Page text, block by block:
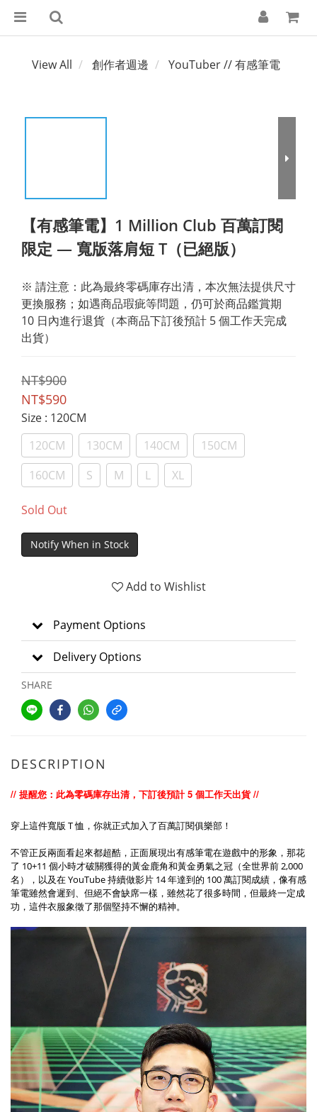
View All 創作者週邊 YouTuber // 有感筆電
【有感筆電】1 Million Club 百萬訂閱
限定 — 寬版落肩短 T（已絕版）
※ 請注意：此為最終零碼庫存出清，本次無法提供尺寸
更換服務；如遇商品瑕疵等問題，仍可於商品鑑賞期
10 日內進行退貨（本商品下訂後預計 5 個工作天完成
出貨）
NT$900
NT$590
Size : 120CM
120CM
130CM 140CM
150CM
160CM
S M L XL
Sold Out
Notify When in Stock
Add to Wishlist
Payment Options
Delivery Options
SHARE
DESCRIPTION
// 提醒您：此為零碼庫存出清，下訂後預計 5 個工作天出貨 //
穿上這件寬版 T 恤，你就正式加入了百萬訂閱俱樂部！
不管正反兩面看起來都超酷，正面展現出有感筆電在遊戲中的形象，那花
了 10+11 個小時才破關獲得的黃金鹿角和黃金勇氣之冠（全世界前 2,000
名），以及在 YouTube 持續做影片 14 年達到的 100 萬訂閱成績，像有感
筆電雖然會遲到、但絕不會缺席一樣，雖然花了很多時間，但最終一定成
功，這件衣服象徵了那個堅持不懈的精神。